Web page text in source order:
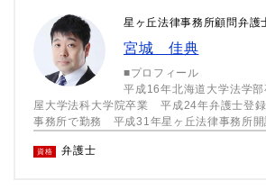
星ヶ丘法律事務所顧問弁護
宮城 佳典
■プロフィール
平成16年北海道大学法学
屋大学法科大学院卒業 平成24年弁護士登
事務所で勤務 平成31年星ヶ丘法律事務所開
資格 弁護士